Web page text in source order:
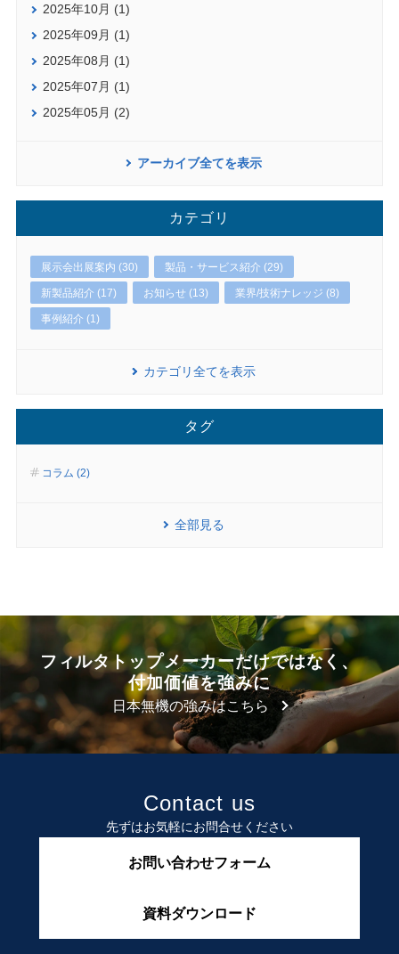
2025年10月 (1)
2025年09月 (1)
2025年08月 (1)
2025年07月 (1)
2025年05月 (2)
アーカイブ全てを表示
カテゴリ
展示会出展案内 (30) 製品・サービス紹介 (29)
新製品紹介 (17) お知らせ (13) 業界/技術ナレッジ (8)
事例紹介 (1)
カテゴリ全てを表示
タグ
コラム (2)
全部見る
フィルタトップメーカーだけではなく、
付加価値を強みに
日本無機の強みはこちら
Contact us
先ずはお気軽にお問合せください
お問い合わせフォーム
資料ダウンロード